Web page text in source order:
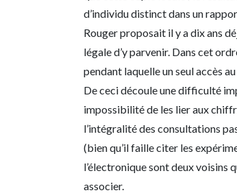
d’individu distinct dans un
Rouger proposait il y a dix ans
légale d’y parvenir. Dans cet
pendant laquelle un seul accès
De ceci découle une difficulté
impossibilité de les lier aux
l’intégralité des consultations
(bien qu’il faille citer les
l’électronique sont deux voisins
associer.